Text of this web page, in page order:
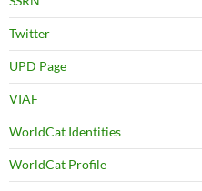
Twitter
UPD Page
VIAF
WorldCat Identities
WorldCat Profile